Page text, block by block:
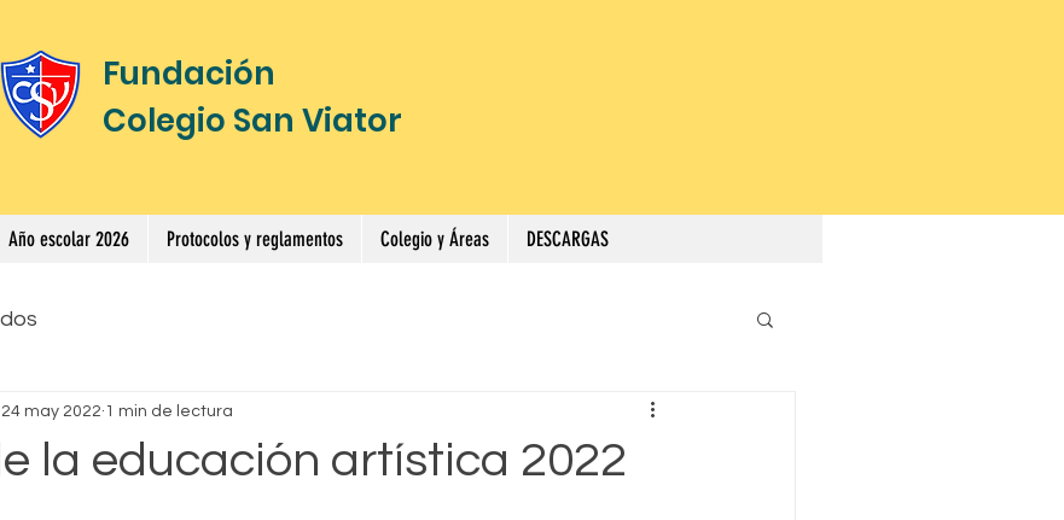
Fundación
Colegio San Viator
Año escolar 2026 Protocolos y reglamentos Colegio y Áreas DESCARGAS
la educación artística 2022
24 may 2022 1 min de lectura